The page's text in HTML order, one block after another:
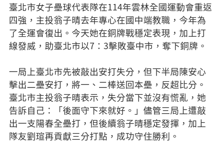
臺北市女子壘球代表隊在114年雲林全國運動會重返
四強，主投翁子晴去年專心在國中端教職，今年為
了全運會復出。今天她在銅牌戰穩定表現，加上打
線發威，助臺北市以7：3擊敗臺中市，奪下銅牌。
一局上臺北市先被敲出安打失分，但下半局陳安心
擊出二壘安打，將一、二棒送回本壘，反超比分。
臺北市主投翁子晴表示，失分當下並沒有慌亂，她
告訴自己：「後面守下來就好。」儘管三局上遭敲
出一支陽春全壘打，但後續翁子晴穩定發揮，加上
隊友劉瑄再貢獻三分打點，成功守住勝利。